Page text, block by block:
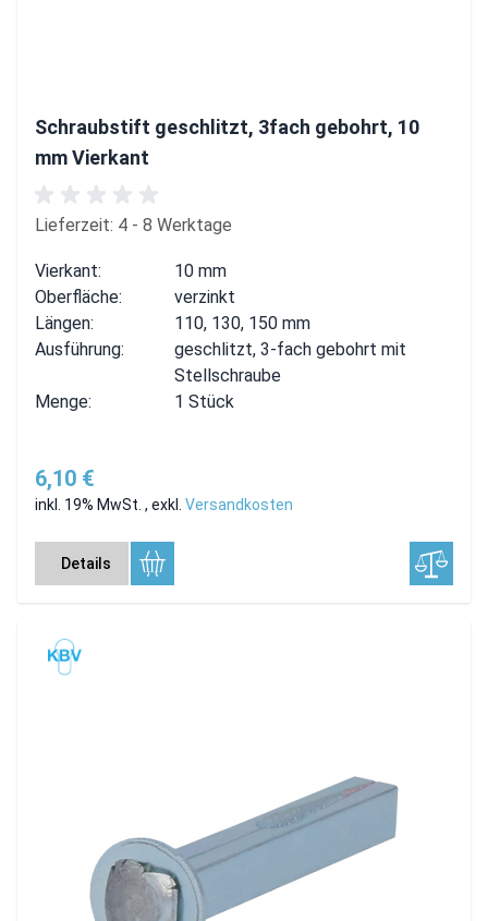
Schraubstift geschlitzt, 3fach gebohrt, 10
mm Vierkant
Lieferzeit: 4 - 8 Werktage
Vierkant:
10 mm
Oberfläche:
verzinkt
Längen:
110, 130, 150 mm
Ausführung:
geschlitzt, 3-fach gebohrt mit
Stellschraube
Menge:
1 Stück
6,10 €
inkl. 19% MwSt. , exkl. Versandkosten
Details